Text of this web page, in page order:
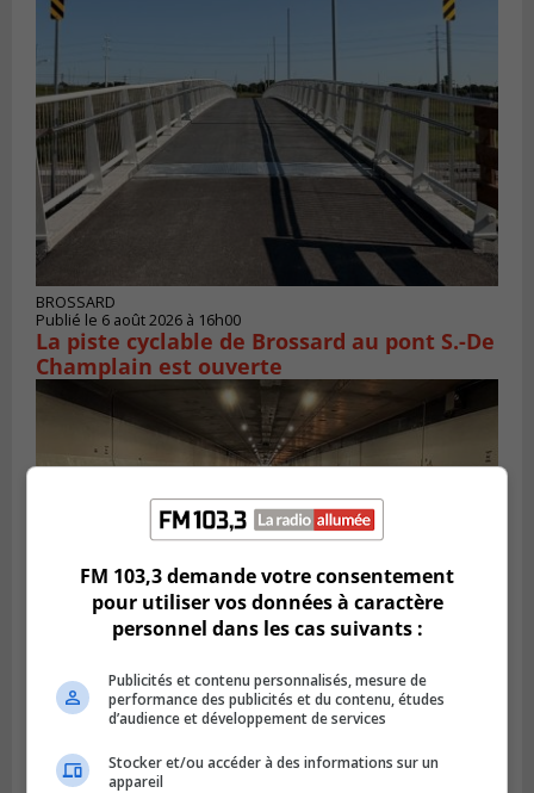
BROSSARD
Publié le 6 août 2026 à 16h00
La piste cyclable de Brossard au pont S.-De
Champlain est ouverte
BOUCHERVILLE
Publié le 6 août 2026 à 14h50
Le tube nord du pont-tunnel Louis-
Hippolyte-La Fontaine se dote d’une
nouvelle chaussée
FM 103,3 demande votre consentement
pour utiliser vos données à caractère
personnel dans les cas suivants :
Publicités et contenu personnalisés, mesure de
performance des publicités et du contenu, études
d’audience et développement de services
Stocker et/ou accéder à des informations sur un
appareil